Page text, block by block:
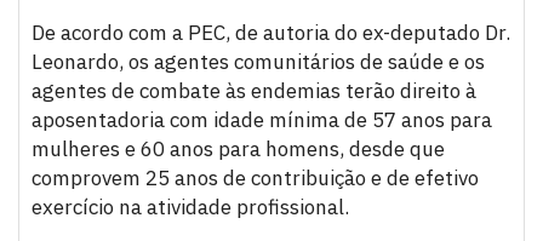
De acordo com a PEC, de autoria do ex-deputado Dr.
Leonardo, os agentes comunitários de saúde e os
agentes de combate às endemias terão direito à
aposentadoria com idade mínima de 57 anos para
mulheres e 60 anos para homens, desde que
comprovem 25 anos de contribuição e de efetivo
exercício na atividade profissional.